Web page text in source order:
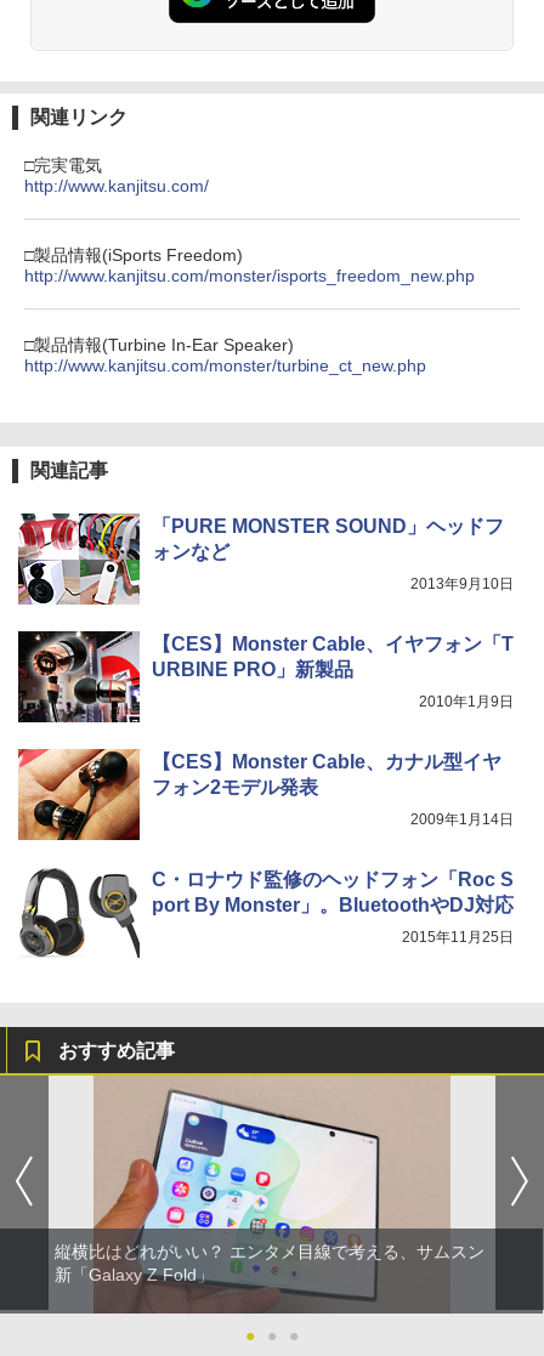
関連リンク
□完実電気
http://www.kanjitsu.com/
□製品情報(iSports Freedom)
http://www.kanjitsu.com/monster/isports_freedom_new.php
□製品情報(Turbine In-Ear Speaker)
http://www.kanjitsu.com/monster/turbine_ct_new.php
関連記事
「PURE MONSTER SOUND」ヘッドフ
ォンなど
2013年9月10日
【CES】Monster Cable、イヤフォン「T
URBINE PRO」新製品
2010年1月9日
【CES】Monster Cable、カナル型イヤ
フォン2モデル発表
2009年1月14日
C・ロナウド監修のヘッドフォン「Roc S
port By Monster」。BluetoothやDJ対応
2015年11月25日
おすすめ記事
縦横比はどれがいい？ エンタメ目線で考える、サムスン
新「Galaxy Z Fold」
● ● ●